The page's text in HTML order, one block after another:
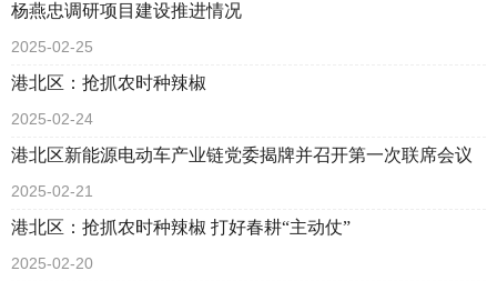
杨燕忠调研项目建设推进情况
2025-02-25
港北区：抢抓农时种辣椒
2025-02-24
港北区新能源电动车产业链党委揭牌并召开第一次联席会议
2025-02-21
港北区：抢抓农时种辣椒 打好春耕“主动仗”
2025-02-20